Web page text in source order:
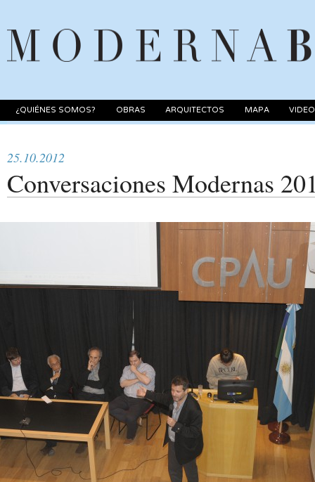
¿QUIÉNES SOMOS? OBRAS ARQUITECTOS MAPA
25.10.2012
Conversaciones Modernas